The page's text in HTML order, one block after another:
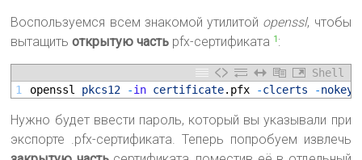
Воспользуемся всем знакомой утилитой openssl, чтобы
вытащитьоткрытую часть pfx-сертификата 1 :
Shell
1
openssl pkcs12 -in certificate.pfx -clcerts -nokeys
Нужно будет ввести пароль, который вы указывали при
экспорте .pfx-сертификата. Теперь попробуем извлечь